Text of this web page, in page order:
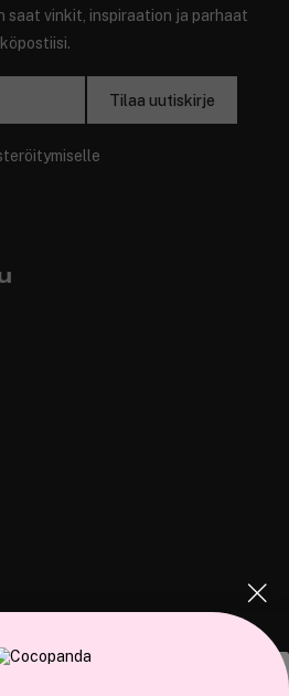
saat vinkit, inspiraation ja parhaat
Tilaa uutiskirje